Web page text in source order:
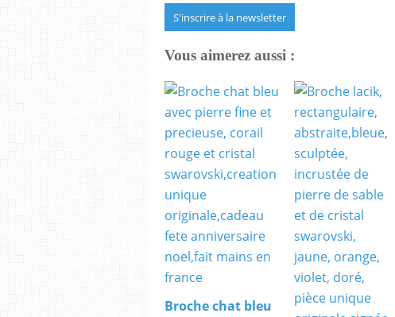
S'inscrire à la newsletter
Vous aimerez aussi :
Broche chat bleu